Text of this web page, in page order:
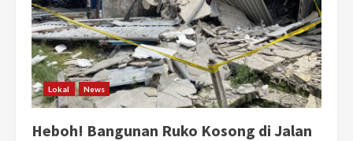
Pencurian
Material
Lokal News
Heboh! Bangunan Ruko Kosong di Jalan